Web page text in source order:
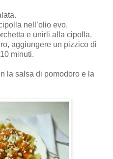
nell’olio evo,
e unirli alla cipolla.
aggiungere un pizzico di
minuti.
la salsa di pomodoro e la